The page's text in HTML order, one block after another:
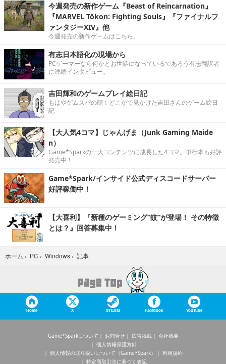
今週発売の新作ゲーム『Beast of Reincarnation』
『MARVEL Tōkon: Fighting Souls』『ファイナルフ
ァンタジーXIV』他
今週発売の新作ゲームはこちら。
有志日本語化の現場から
PCゲーマーなら何かとお世話になっているであろう有志翻訳者
に連続インタビュー。
吉田輝和のゲームプレイ絵日記
もはやゲムスパの顔！どこかで見かけた吉田さんのゲーム絵日
記
【大人気4コマ】じゃんげま（Junk Gaming Maide
n）
Game*Sparkの一大コンテンツに成長した4コマ。単行本も好評
発売中！
Game*Spark/インサイド公式ディスコードサーバー
好評稼働中！
【大喜利】『新種のゲーミング“蚊”が登場！ その特徴
とは？』回答募集中！
ホーム › PC › Windows › 記事
Home X STEAM Facebook YouTube
Game*Sparkについて お問合せ 広告掲載
会社概要
個人情報保護方針
個人情報の取り扱いについて（Game*Spark）
利用規約
特定商取引法に基づく表記